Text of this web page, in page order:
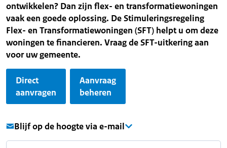
ontwikkelen? Dan zijn flex- en transformatiewoningen
vaak een goede oplossing. De Stimuleringsregeling
Flex- en Transformatiewoningen (SFT) helpt u om deze
woningen te financieren. Vraag de SFT-uitkering aan
voor uw gemeente.
Direct
aanvragen
Aanvraag
beheren
Blijf op de hoogte via e-mail